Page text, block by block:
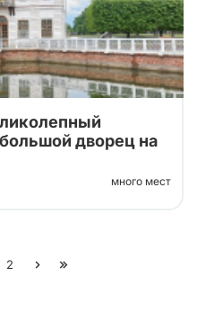
Большой
Большого...
дворец на
много мест
2